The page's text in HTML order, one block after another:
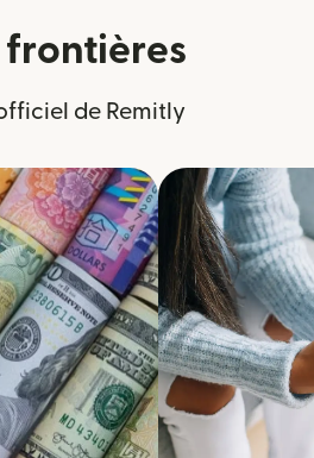
frontières
de Remitly